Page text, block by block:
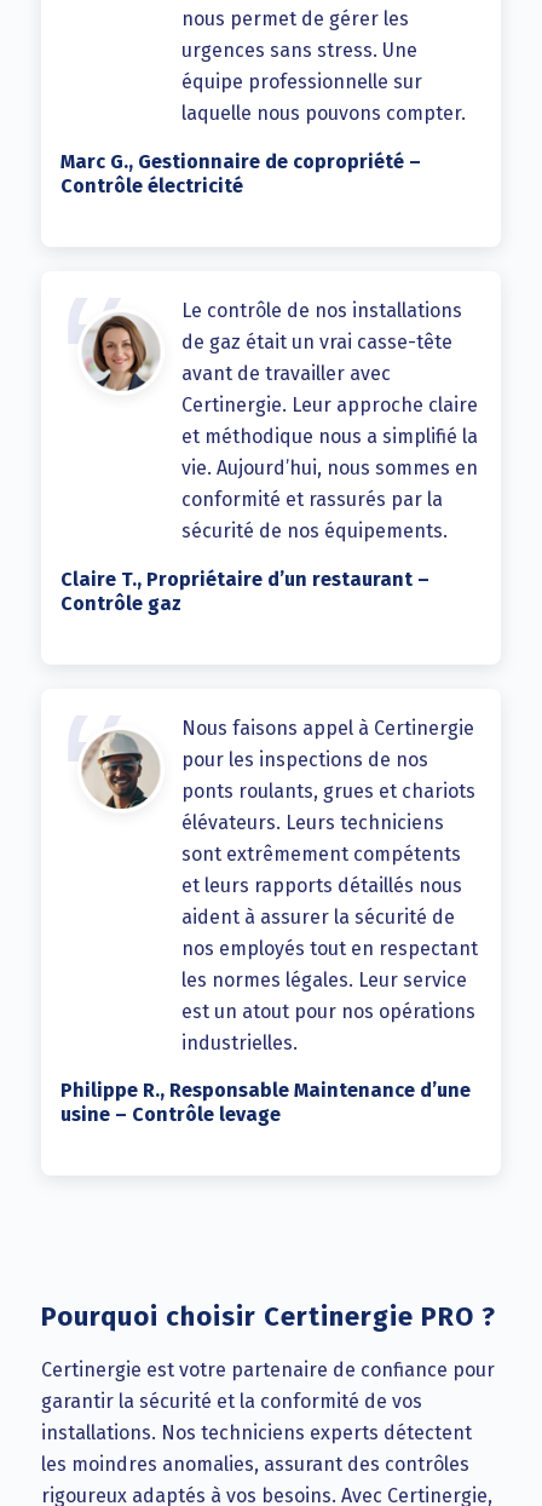
nous permet de gérer les
urgences sans stress. Une
équipe professionnelle sur
laquelle nous pouvons compter.
Marc G., Gestionnaire de copropriété –
Contrôle électricité
Le contrôle de nos installations
de gaz était un vrai casse-tête
avant de travailler avec
Certinergie. Leur approche claire
et méthodique nous a simplifié la
vie. Aujourd’hui, nous sommes en
conformité et rassurés par la
sécurité de nos équipements.
Claire T., Propriétaire d’un restaurant –
Contrôle gaz
Nous faisons appel à Certinergie
pour les inspections de nos
ponts roulants, grues et chariots
élévateurs. Leurs techniciens
sont extrêmement compétents
et leurs rapports détaillés nous
aident à assurer la sécurité de
nos employés tout en respectant
les normes légales. Leur service
est un atout pour nos opérations
industrielles.
Philippe R., Responsable Maintenance d’une
usine – Contrôle levage
Pourquoi choisir Certinergie PRO ?
Certinergie est votre partenaire de confiance pour
garantir la sécurité et la conformité de vos
installations. Nos techniciens experts détectent
les moindres anomalies, assurant des contrôles
rigoureux adaptés à vos besoins. Avec Certinergie,